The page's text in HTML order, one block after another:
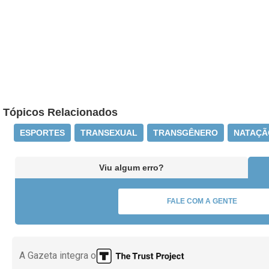
Tópicos Relacionados
ESPORTES TRANSEXUAL TRANSGÊNERO
Viu algum erro?
FALE COM A GENTE
A Gazeta integra o